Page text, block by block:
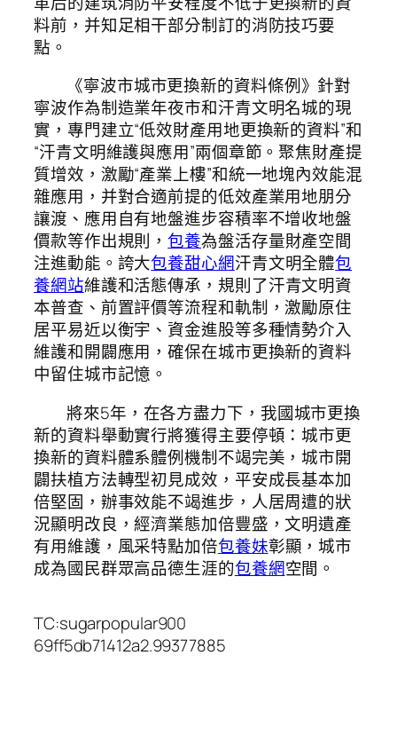
料前，并知足相干部分制訂的消防技巧要
點。
《寧波市城市更換新的資料條例》針對
寧波作為制造業年夜市和汗青文明名城的現
實，專門建立“低效財產用地更換新的資料”和
“汗青文明維護與應用”兩個章節。聚焦財產提
質增效，激勵“產業上樓”和統一地塊內效能混
雜應用，并對合適前提的低效產業用地朋分
讓渡、應用自有地盤進步容積率不增收地盤
價款等作出規則，包養為盤活存量財產空間
注進動能。誇大包養甜心網汗青文明全體包
養網站維護和活態傳承，規則了汗青文明資
本普查、前置評價等流程和軌制，激勵原住
居平易近以衡宇、資金進股等多種情勢介入
維護和開闢應用，確保在城市更換新的資料
中留住城市記憶。
將來5年，在各方盡力下，我國城市更換
新的資料舉動實行將獲得主要停頓：城市更
換新的資料體系體例機制不竭完美，城市開
闢扶植方法轉型初見成效，平安成長基本加
倍堅固，辦事效能不竭進步，人居周遭的狀
況顯明改良，經濟業態加倍豐盛，文明遺產
有用維護，風采特點加倍包養妹彰顯，城市
成為國民群眾高品德生涯的包養網空間。
TC:sugarpopular900
69ff5db71412a2.99377885